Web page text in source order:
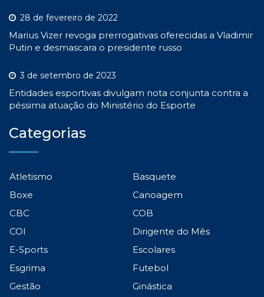
28 de fevereiro de 2022
Marius Vizer revoga prerrogativas oferecidas a Vladimir
Putin e desmascara o presidente russo
3 de setembro de 2023
Entidades esportivas divulgam nota conjunta contra a
péssima atuação do Ministério do Esporte
Categorias
Atletismo
Basquete
Boxe
Canoagem
CBC
COB
COI
Dirigente do Mês
E-Sports
Escolares
Esgrima
Futebol
Gestão
Ginástica